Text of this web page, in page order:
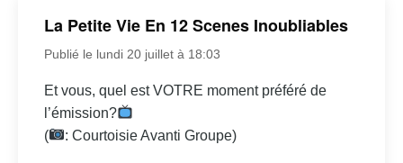
La Petite Vie En 12 Scenes Inoubliables
Publié le lundi 20 juillet à 18:03
Et vous, quel est VOTRE moment préféré de
l’émission?
(
: Courtoisie Avanti Groupe)